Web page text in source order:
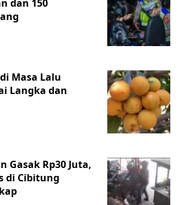
dan 150
Masa Lalu
Langka dan
Gasak Rp30 Juta,
di Cibitung